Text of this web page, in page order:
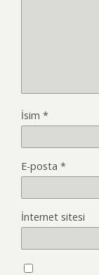
İsim *
E-posta *
İnternet sitesi